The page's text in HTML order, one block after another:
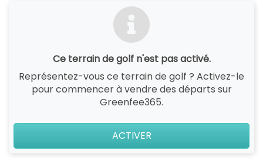
Ce terrain de golf n'est pas activé.
Représentez-vous ce terrain de golf ? Activez-le
pour commencer à vendre des départs sur
Greenfee365.
ACTIVER